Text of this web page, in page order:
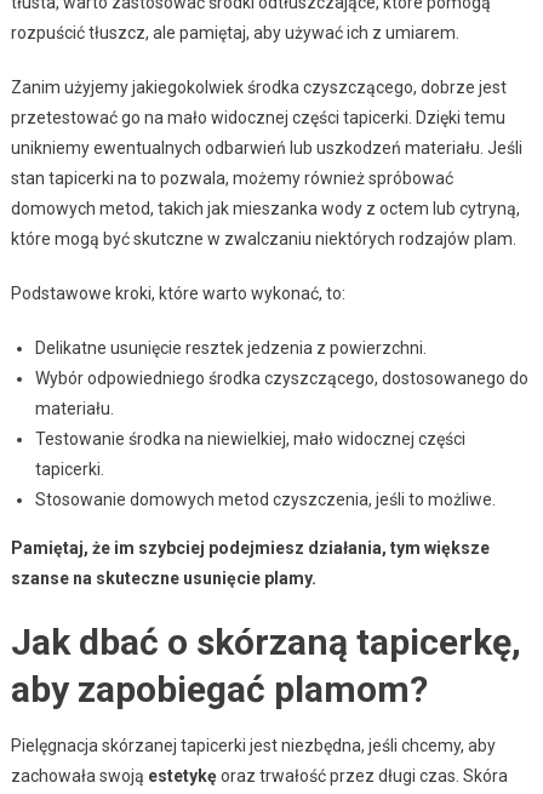
rozpuścić tłuszcz, ale pamiętaj, aby używać ich z umiarem.
Zanim użyjemy jakiegokolwiek środka czyszczącego, dobrze jest
przetestować go na mało widocznej części tapicerki. Dzięki temu
unikniemy ewentualnych odbarwień lub uszkodzeń materiału. Jeśli
stan tapicerki na to pozwala, możemy również spróbować
domowych metod, takich jak mieszanka wody z octem lub cytryną,
które mogą być skutczne w zwalczaniu niektórych rodzajów plam.
Podstawowe kroki, które warto wykonać, to:
Delikatne usunięcie resztek jedzenia z powierzchni.
Wybór odpowiedniego środka czyszczącego, dostosowanego do
materiału.
Testowanie środka na niewielkiej, mało widocznej części
tapicerki.
Stosowanie domowych metod czyszczenia, jeśli to możliwe.
Pamiętaj, że im szybciej podejmiesz działania, tym większe
szanse na skuteczne usunięcie plamy.
Jak dbać o skórzaną tapicerkę,
aby zapobiegać plamom?
Pielęgnacja skórzanej tapicerki jest niezbędna, jeśli chcemy, aby
zachowała swoją estetykęoraz trwałość przez długi czas. Skóra